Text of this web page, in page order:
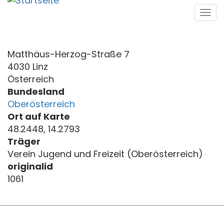
Direkt
Matthäus-Herzog-Straße 7
4030 Linz
Österreich
Bundesland
Oberösterreich
Ort auf Karte
48.2448, 14.2793
Träger
Verein Jugend und Freizeit (Oberösterreich)
originalid
1061